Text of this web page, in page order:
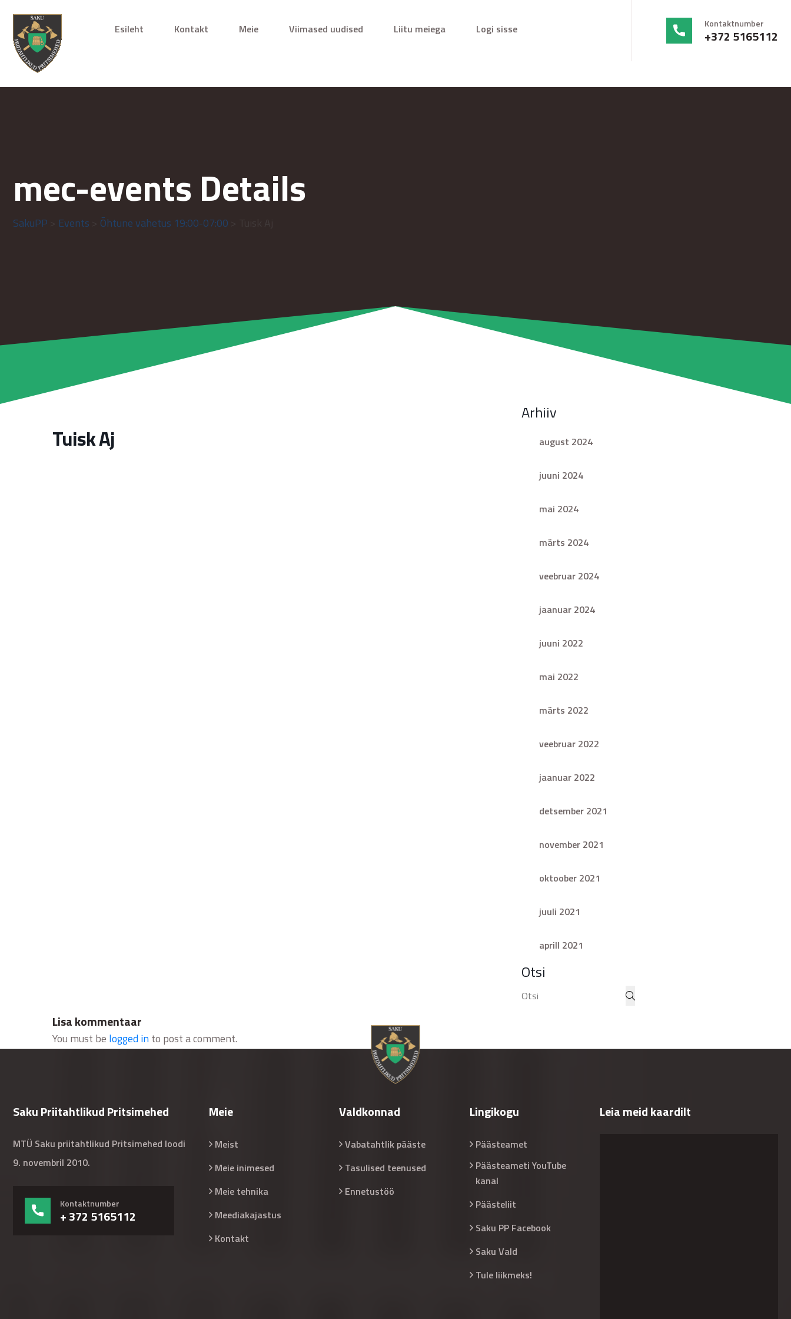
Esileht Kontakt Meie Viimased uudised Liitu meiega Logi sisse Kontaktnumber
+372 5165112
mec-events Details
SakuPP Events Õhtune vahetus 19:00-07:00
Tuisk Aj
Arhiiv
august 2024
juuni 2024
mai 2024
märts 2024
veebruar 2024
jaanuar 2024
juuni 2022
mai 2022
märts 2022
veebruar 2022
jaanuar 2022
detsember 2021
november 2021
oktoober 2021
juuli 2021
aprill 2021
Otsi
Lisa kommentaar
You must be logged into post a comment.
Saku Priitahtlikud Pritsimehed
MTÜ Saku priitahtlikud Pritsimehed loodi
9. novembril 2010.
Kontaktnumber
+ 372 5165112
Meie
Meist
Meie inimesed
Meie tehnika
Meediakajastus
Kontakt
Valdkonnad
Vabatahtlik pääste
Tasulised teenused
Ennetustöö
Lingikogu
Päästeamet
Päästeameti YouTube
kanal
Päästeliit
Saku PP Facebook
Saku Vald
Tule liikmeks!
Leia meid kaardilt